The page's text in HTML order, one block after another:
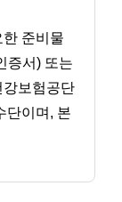
준비물
증서) 또는
강보험공단
단이며, 본